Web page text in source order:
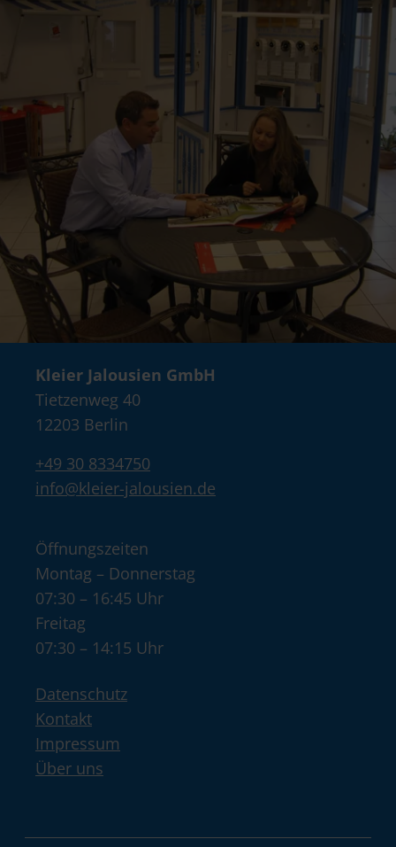
Kleier Jalousien GmbH
Tietzenweg 40
12203 Berlin
+49 30 8334750
info@kleier-jalousien.de
Öffnungszeiten
Montag – Donnerstag
07:30 – 16:45 Uhr
Freitag
07:30 – 14:15 Uhr
Datenschutz
Kontakt
Impressum
Über uns